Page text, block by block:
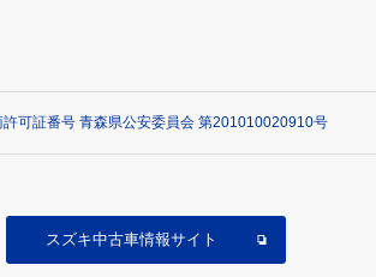
可証番号 青森県公安委員会 第201010020910号
スズキ中古車情報サイト